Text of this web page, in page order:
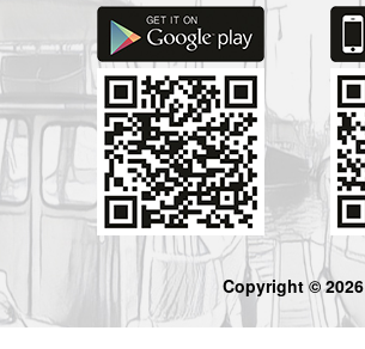
Copyright © 2026